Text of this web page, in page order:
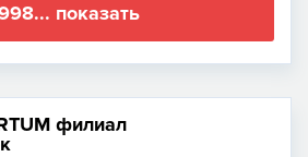
показать
филиал